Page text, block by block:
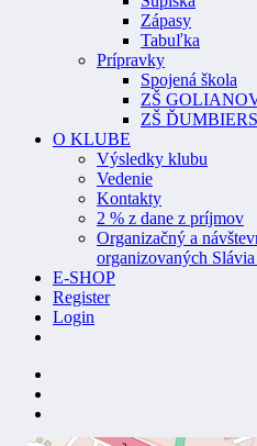
Zápasy
Tabuľka
Prípravky
Spojená škola
ZŠ
ZŠ
O KLUBE
Výsledky klubu
Vedenie
Kontakty
2 % z dane z príjmov
Organizačný a
organizovaných
E-SHOP
Register
Login